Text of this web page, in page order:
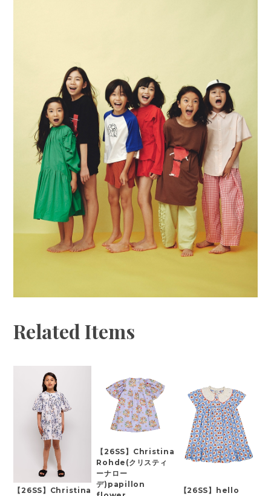
Related Items
【26SS】Christina
【26SS】Christina
Rohde(クリスティ
ーナロー
デ)papillon
【26SS】hello